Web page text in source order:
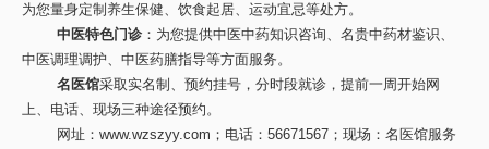
为您量身定制养生保健、饮食起居、运动宜忌等处方。
中医特色门诊 ：为您提供中医中药知识咨询、名贵中药材鉴识、
中医调理调护、中医药膳指导等方面服务。
名医馆采取实名制、预约挂号，分时段就诊，提前一周开始网
上、电话、现场三种途径预约。
网址： www.wzszyy.com ；电话：56671567；现场：名医馆服务